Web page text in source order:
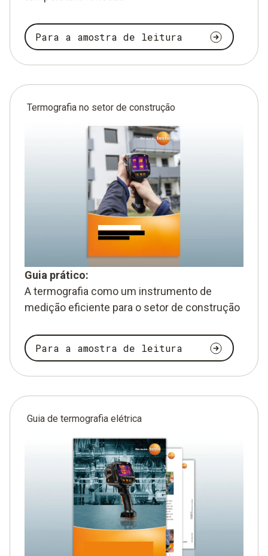
Para a amostra de leitura
Termografia no setor de construção
Guia prático:
A termografia como um instrumento de
medição eficiente para o setor de construção
Para a amostra de leitura
Guia de termografia elétrica